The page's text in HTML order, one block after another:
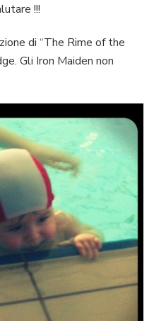
!!!
di “The Rime of the
Gli Iron Maiden non